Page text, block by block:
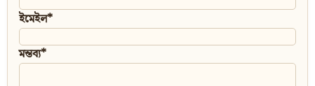
ইমেইল*
মন্তব্য*